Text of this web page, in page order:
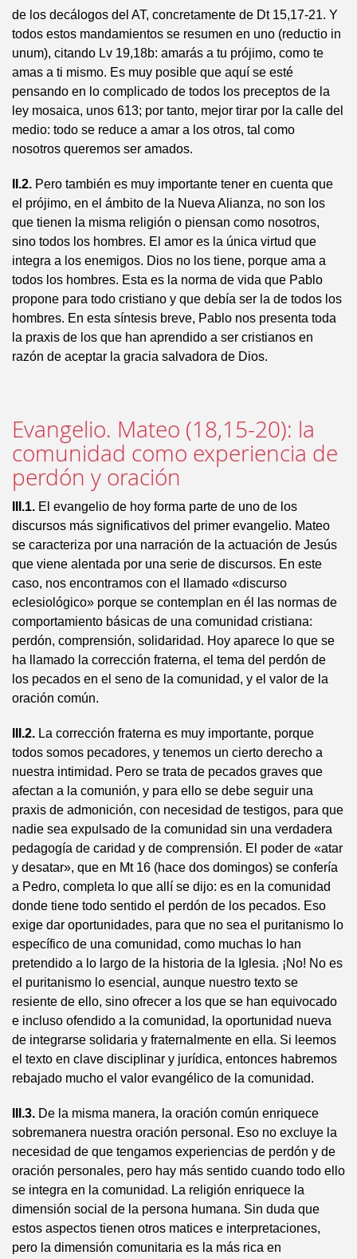
de los decálogos del AT, concretamente de Dt 15,17-21. Y
todos estos mandamientos se resumen en uno (reductio in
unum), citando Lv 19,18b: amarás a tu prójimo, como te
amas a ti mismo. Es muy posible que aquí se esté
pensando en lo complicado de todos los preceptos de la
ley mosaica, unos 613; por tanto, mejor tirar por la calle del
medio: todo se reduce a amar a los otros, tal como
nosotros queremos ser amados.
II.2. Pero también es muy importante tener en cuenta que
el prójimo, en el ámbito de la Nueva Alianza, no son los
que tienen la misma re­ligión o piensan como nosotros,
sino todos los hombres. El amor es la única virtud que
integra a los enemigos. Dios no los tiene, porque ama a
todos los hombres. Esta es la norma de vida que Pablo
propone para todo cristiano y que debía ser la de todos los
hombres. En esta síntesis breve, Pablo nos presenta toda
la praxis de los que han aprendido a ser cristianos en
razón de aceptar la gracia salvadora de Dios.
Evangelio. Mateo (18,15-20): la
comunidad como experiencia de
perdón y oración
III.1. El evangelio de hoy forma parte de uno de los
discursos más significativos del primer evangelio. Mateo
se caracteriza por una narra­ción de la actuación de Jesús
que viene alentada por una serie de discursos. En este
caso, nos encontramos con el llamado «discurso
eclesiológico» porque se contemplan en él las normas de
comportamiento básicas de una comunidad cris­tiana:
perdón, comprensión, solidaridad. Hoy aparece lo que se
ha llamado la corrección fraterna, el tema del per­dón de
los pecados en el seno de la comunidad, y el valor de la
oración común.
III.2. La corrección fraterna es muy importante, porque
todos somos pecadores, y tenemos un cierto derecho a
nuestra intimidad. Pero se trata de pecados graves que
afec­tan a la comunión, y para ello se debe seguir una
praxis de admonición, con ne­cesidad de testigos, para que
nadie sea expulsado de la comunidad sin una ver­dadera
pedagogía de caridad y de comprensión. El poder de «atar
y desatar», que en Mt 16 (hace dos domingos) se confería
a Pedro, completa lo que allí se dijo: es en la comunidad
donde tiene todo sentido el perdón de los pecados. Eso
exige dar oportunidades, para que no sea el puritanismo lo
específico de una comunidad, como muchas lo han
pretendido a lo largo de la historia de la Iglesia. ¡No! No es
el puritanismo lo esencial, aunque nuestro texto se
resiente de ello, sino ofrecer a los que se han equivocado
e incluso ofendido a la comunidad, la oportunidad nueva
de integrarse solidaria y fraternalmente en ella. Si leemos
el texto en clave disciplinar y jurídica, entonces habremos
rebajado mucho el valor evangélico de la comunidad.
III.3. De la misma manera, la oración común enriquece
sobremanera nuestra oración personal. Eso no excluye la
necesidad de que tengamos experiencias de perdón y de
oración personales, pero hay más sentido cuando todo ello
se integra en la comunidad. La religión enriquece la
dimensión social de la persona humana. Sin duda que
estos aspectos tienen otros matices e interpretaciones,
pero la dimen­sión comunitaria es la más rica en